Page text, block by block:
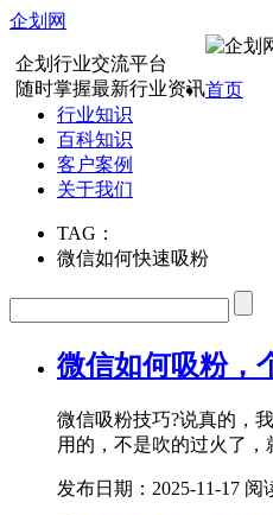
企划网
企划行业交流平台
随时掌握最新行业资讯首页
行业知识
百科知识
客户案例
关于我们
TAG：
微信如何快速吸粉
微信如何吸粉，
微信吸粉技巧?说真的，
用的，不是吹的过火了，
发布日期：2025-11-17 阅